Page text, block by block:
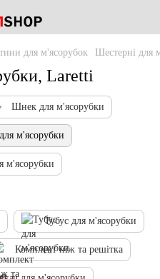
для м'ясорубок Шестерні для
Laretti
Шнек для м'ясорубки
м'ясорубки
м'ясорубки
Тубус для м'ясорубки
Комплект ніж та решітка